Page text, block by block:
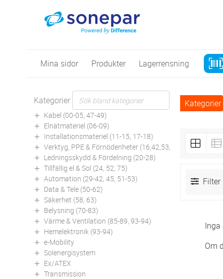
Mina sidor Produkter Lagerrensning
Kategorier
Kabel (00-05, 47-49)
Elnätmateriel (06-09)
Installationsmateriel (11-15, 17-18)
Verktyg, PPE & Förnödenheter (16,42,53,94)
Ledningsskydd & Fördelning (20-28)
Tillfällig el & Sol (24, 52, 75)
Automation (29-42, 45, 51-53)
Data & Tele (50-62)
Säkerhet (58, 63)
Belysning (70-83)
Värme & Ventilation (85-89, 93-94)
Hemelektronik (93-94)
e-Mobility
Solenergisystem
Ex/ATEX
Transmission
Kategorier
Filter
Inga
Om